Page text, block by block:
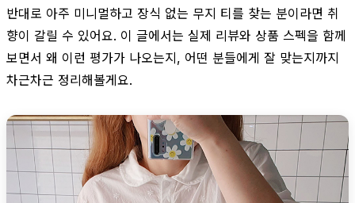
반대로 아주 미니멀하고 장식 없는 무지 티를 찾는 분이라면 취
향이 갈릴 수 있어요. 이 글에서는 실제 리뷰와 상품 스펙을 함께
보면서 왜 이런 평가가 나오는지, 어떤 분들에게 잘 맞는지까지
차근차근 정리해볼게요.